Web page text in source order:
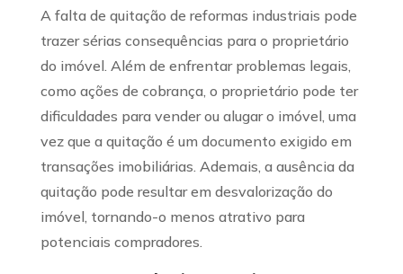
A falta de quitação de reformas industriais pode
trazer sérias consequências para o proprietário
do imóvel. Além de enfrentar problemas legais,
como ações de cobrança, o proprietário pode ter
dificuldades para vender ou alugar o imóvel, uma
vez que a quitação é um documento exigido em
transações imobiliárias. Ademais, a ausência da
quitação pode resultar em desvalorização do
imóvel, tornando-o menos atrativo para
potenciais compradores.